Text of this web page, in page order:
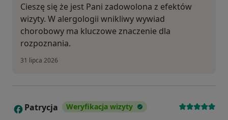
Cieszę się że jest Pani zadowolona z efektów
wizyty. W alergologii wnikliwy wywiad
chorobowy ma kluczowe znaczenie dla
rozpoznania.
31 lipca 2026
P Patrycja Weryfikacja wizyty